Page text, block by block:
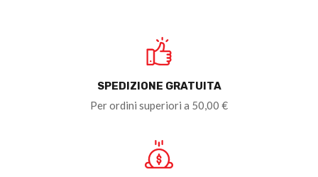
SPEDIZIONE GRATUITA
Per ordini superiori a 50,00 €